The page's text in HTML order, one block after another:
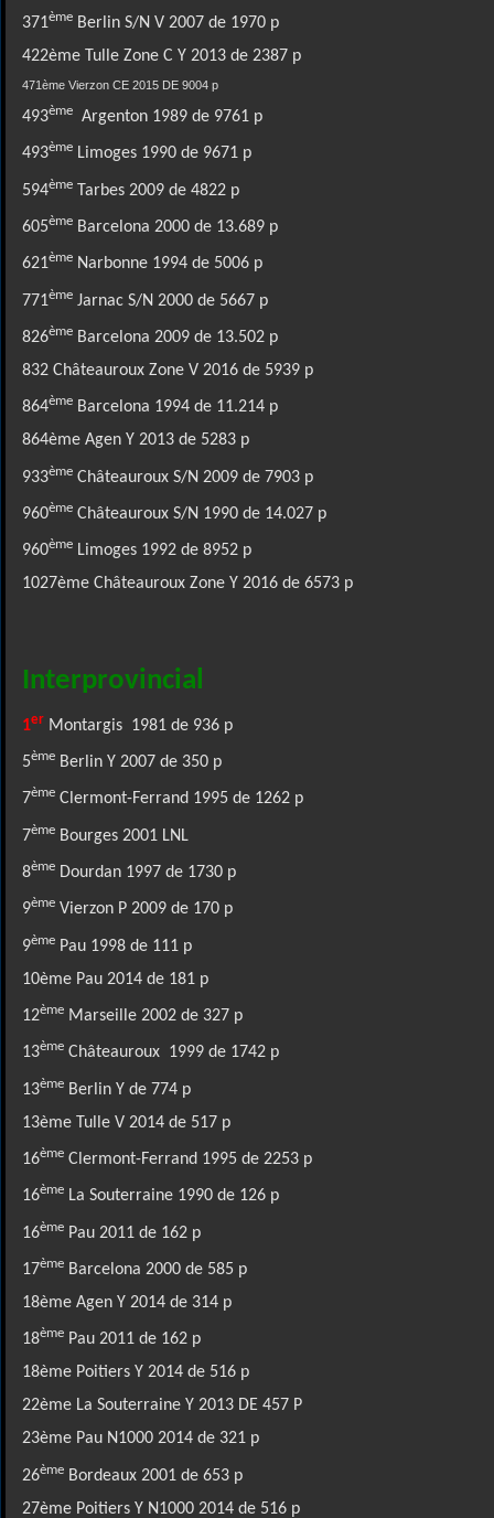
371ème Berlin S/N V 2007 de 1970 p
422ème Tulle Zone C Y 2013 de 2387 p
471ème Vierzon CE 2015 DE 9004 p
493ème Argenton 1989 de 9761 p
493ème Limoges 1990 de 9671 p
594ème Tarbes 2009 de 4822 p
605ème Barcelona 2000 de 13.689 p
621ème Narbonne 1994 de 5006 p
771ème Jarnac S/N 2000 de 5667 p
826ème Barcelona 2009 de 13.502 p
832 Châteauroux Zone V 2016 de 5939 p
864ème Barcelona 1994 de 11.214 p
864ème Agen Y 2013 de 5283 p
933ème Châteauroux S/N 2009 de 7903 p
960ème Châteauroux S/N 1990 de 14.027 p
960ème Limoges 1992 de 8952 p
1027ème Châteauroux Zone Y 2016 de 6573 p
Interprovincial
1er Montargis 1981 de 936 p
5ème Berlin Y 2007 de 350 p
7ème Clermont-Ferrand 1995 de 1262 p
7ème Bourges 2001 LNL
8ème Dourdan 1997 de 1730 p
9ème Vierzon P 2009 de 170 p
9ème Pau 1998 de 111 p
10ème Pau 2014 de 181 p
12ème Marseille 2002 de 327 p
13ème Châteauroux 1999 de 1742 p
13ème Berlin Y de 774 p
13ème Tulle V 2014 de 517 p
16ème Clermont-Ferrand 1995 de 2253 p
16ème La Souterraine 1990 de 126 p
16ème Pau 2011 de 162 p
17ème Barcelona 2000 de 585 p
18ème Agen Y 2014 de 314 p
18ème Pau 2011 de 162 p
18ème Poitiers Y 2014 de 516 p
22ème La Souterraine Y 2013 DE 457 P
23ème Pau N1000 2014 de 321 p
26ème Bordeaux 2001 de 653 p
27ème Poitiers Y N1000 2014 de 516 p